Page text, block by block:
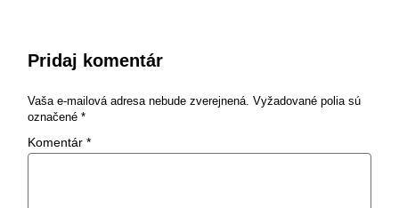
Pridaj komentár
Vaša e-mailová adresa nebude zverejnená. Vyžadované polia sú
označené *
Komentár *